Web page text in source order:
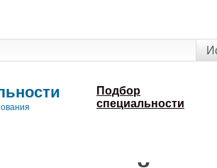
Подбор
специальности